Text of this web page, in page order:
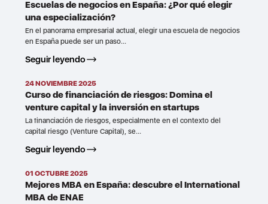
Escuelas de negocios en España: ¿Por qué elegir
una especialización?
En el panorama empresarial actual, elegir una escuela de negocios
en España puede ser un paso...
Seguir leyendo
24 NOVIEMBRE 2025
Curso de financiación de riesgos: Domina el
venture capital y la inversión en startups
La financiación de riesgos, especialmente en el contexto del
capital riesgo (Venture Capital), se...
Seguir leyendo
01 OCTUBRE 2025
Mejores MBA en España: descubre el International
MBA de ENAE